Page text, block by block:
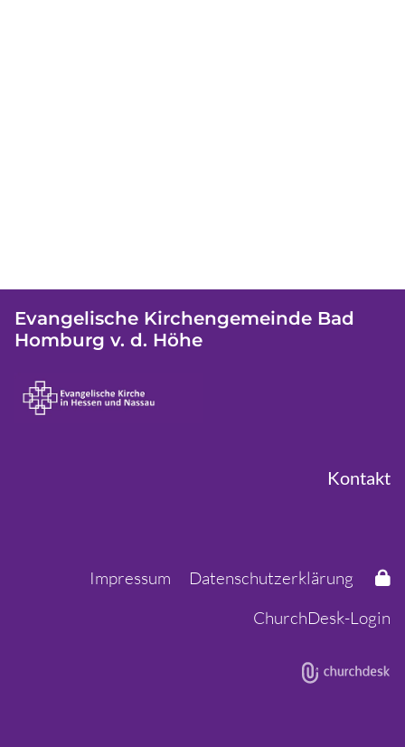
Evangelische Kirchengemeinde Bad
Homburg v. d. Höhe
Kontakt
Impressum
Datenschutzerklärung
ChurchDesk-Login